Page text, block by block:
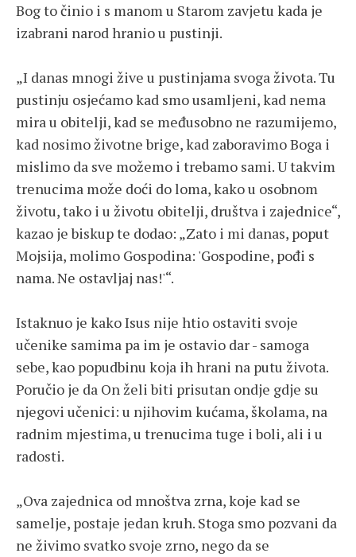
Bog to činio i s manom u Starom zavjetu kada je
izabrani narod hranio u pustinji.
„I danas mnogi žive u pustinjama svoga života. Tu
pustinju osjećamo kad smo usamljeni, kad nema
mira u obitelji, kad se međusobno ne razumijemo,
kad nosimo životne brige, kad zaboravimo Boga i
mislimo da sve možemo i trebamo sami. U takvim
trenucima može doći do loma, kako u osobnom
životu, tako i u životu obitelji, društva i zajednice“,
kazao je biskup te dodao: „Zato i mi danas, poput
Mojsija, molimo Gospodina: 'Gospodine, pođi s
nama. Ne ostavljaj nas!'“.
Istaknuo je kako Isus nije htio ostaviti svoje
učenike samima pa im je ostavio dar - samoga
sebe, kao popudbinu koja ih hrani na putu života.
Poručio je da On želi biti prisutan ondje gdje su
njegovi učenici: u njihovim kućama, školama, na
radnim mjestima, u trenucima tuge i boli, ali i u
radosti.
„Ova zajednica od mnoštva zrna, koje kad se
samelje, postaje jedan kruh. Stoga smo pozvani da
ne živimo svatko svoje zrno, nego da se